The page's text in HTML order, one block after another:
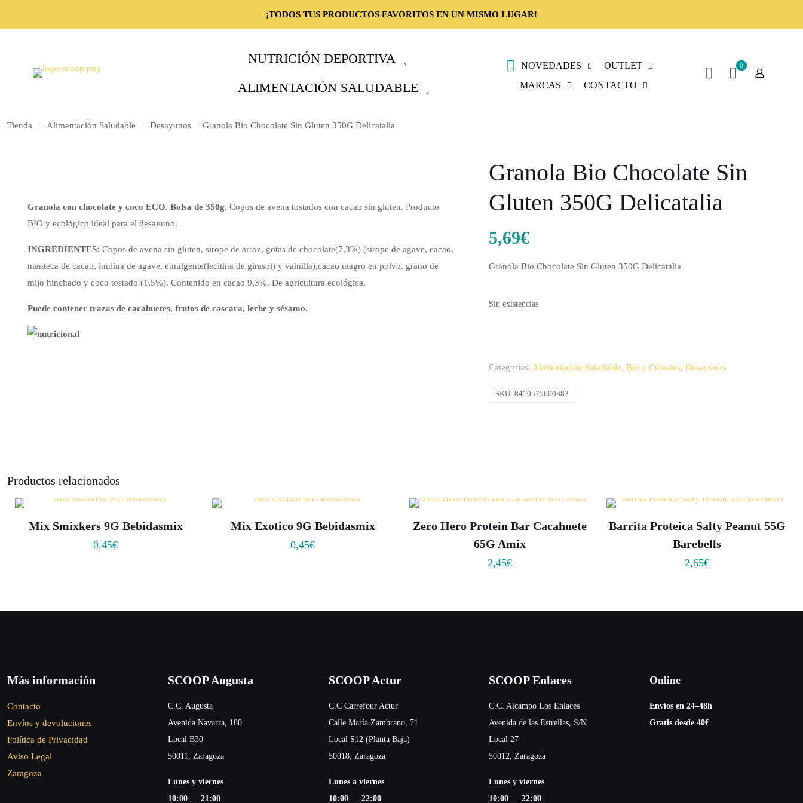
¡TODOS TUS PRODUCTOS FAVORITOS EN UN MISMO LUGAR!
NUTRICIÓN DEPORTIVA
ALIMENTACIÓN SALUDABLE
NOVEDADES
OUTLET
MARCAS
CONTACTO
0
Tienda Alimentación Saludable Desayunos Granola Bio Chocolate Sin Gluten 350G Delicatalia
Granola con chocolate y coco ECO. Bolsa de 350g. Copos de avena tostados con cacao sin gluten. Producto
BIO y ecológico ideal para el desayuno.
INGREDIENTES: Copos de avena sin gluten, sirope de arroz, gotas de chocolate(7,3%) (sirope de agave, cacao,
manteca de cacao, inulina de agave, emulgente(lecitina de girasol) y vainilla),cacao magro en polvo, grano de
mijo hinchado y coco tostado (1,5%). Contenido en cacao 9,3%. De agricultura ecológica.
Puede contener trazas de cacahuetes, frutos de cascara, leche y sésamo.
Granola Bio Chocolate Sin
Gluten 350G Delicatalia
5,69€
Granola Bio Chocolate Sin Gluten 350G Delicatalia
Sin existencias
Categorías: Alimentación Saludable,Bio y Cereales,Desayunos
SKU:8410575600383
Productos relacionados
Mix Smixkers 9G Bebidasmix
0,45€
Mix Exotico 9G Bebidasmix
0,45€
Zero Hero Protein Bar Cacahuete
65G Amix
2,45€
Barrita Proteica Salty Peanut 55G
Barebells
2,65€
Más información
Contacto
Envíos y devoluciones
Política de Privacidad
Aviso Legal
Zaragoza
SCOOP Augusta
C.C. Augusta
Avenida Navarra, 180
Local B30
50011, Zaragoza
Lunes y viernes
10:00 — 21:00
SCOOP Actur
C.C Carrefour Actur
Calle María Zambrano, 71
Local S12 (Planta Baja)
50018, Zaragoza
Lunes a viernes
10:00 — 22:00
SCOOP Enlaces
C.C. Alcampo Los Enlaces
Avenida de las Estrellas, S/N
Local 27
50012, Zaragoza
Lunes y viernes
10:00 — 22:00
Online
Envíos en 24–48h
Gratis desde 40€